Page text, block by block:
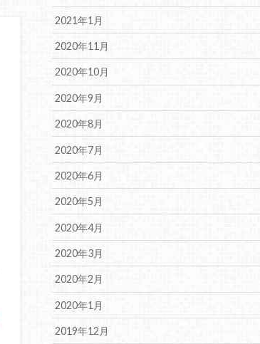
2021年1月
2020年11月
2020年10月
2020年9月
2020年8月
2020年7月
2020年6月
2020年5月
2020年4月
2020年3月
2020年2月
2020年1月
2019年12月